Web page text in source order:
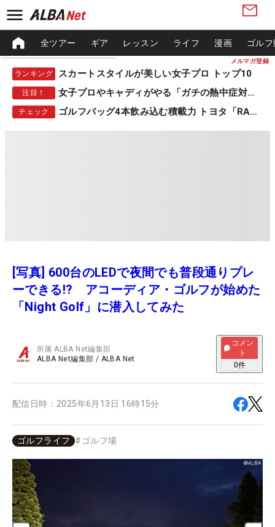
メルマガ登録
全ツアー ギア レッスン ライフ 漫画 ゴル
ランキング スカートスタイルが美しい女子プロ トップ10
注目！ 女子プロやキャディがやる「ガチの熱中症対策」
チェック ゴルフバッグ4本飲み込む積載力 トヨタ「RAV4」
[写真] 600台のLEDで夜間でも普段通りプレ
ーできる!? アコーディア・ゴルフが始めた
「Night Golf」に潜入してみた
所属ALBA Net編集部
ALBA Net編集部 / ALBA Net
コメン
ト
0件
配信日時： 2025年6月13日 16時15分
ゴルフライフ # ゴルフ場